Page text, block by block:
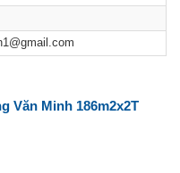
Văn Minh 186m2x2T